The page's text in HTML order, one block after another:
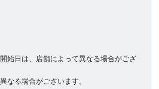
始日は、店舗によって異なる場合がござ
なる場合がございます。